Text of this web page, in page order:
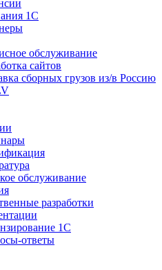
1С
обслуживание
сайтов
сборных грузов из/в Россию
обслуживание
разработки
1С
ответы